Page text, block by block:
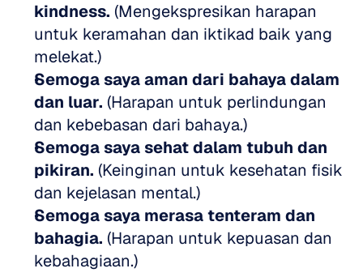
kindness. (Mengekspresikan harapan
untuk keramahan dan iktikad baik yang
melekat.)
Semoga saya aman dari bahaya dalam
dan luar. (Harapan untuk perlindungan
dan kebebasan dari bahaya.)
Semoga saya sehat dalam tubuh dan
pikiran. (Keinginan untuk kesehatan fisik
dan kejelasan mental.)
Semoga saya merasa tenteram dan
bahagia. (Harapan untuk kepuasan dan
kebahagiaan.)